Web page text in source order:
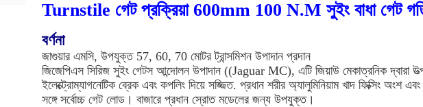
Turnstile গেট প্রক্রিয়া 600mm 100 N.M সুইং বাধা গেট
বর্ণনা
জাগুয়ার এমসি, উপযুক্ত 57, 60, 70 মোটর ট্রান্সমিশন উপাদান প্রদান
জিজেপিএস সিরিজ সুইং গেটস আন্দোলন উপাদান ((Jaguar MC), এটি জিয়াউ মেকাত্রনিক দ্বারা
ইলেক্ট্রোম্যাগনেটিক ব্রেক এবং কপলিং দিয়ে সজ্জিত. প্রধান শরীর অ্যালুমিনিয়াম খাদ ফিক্সিং
সঙ্গে সর্বোচ্চ গেট লোড। বাজারে প্রধান স্রোত মডেলের জন্য উপযুক্ত।